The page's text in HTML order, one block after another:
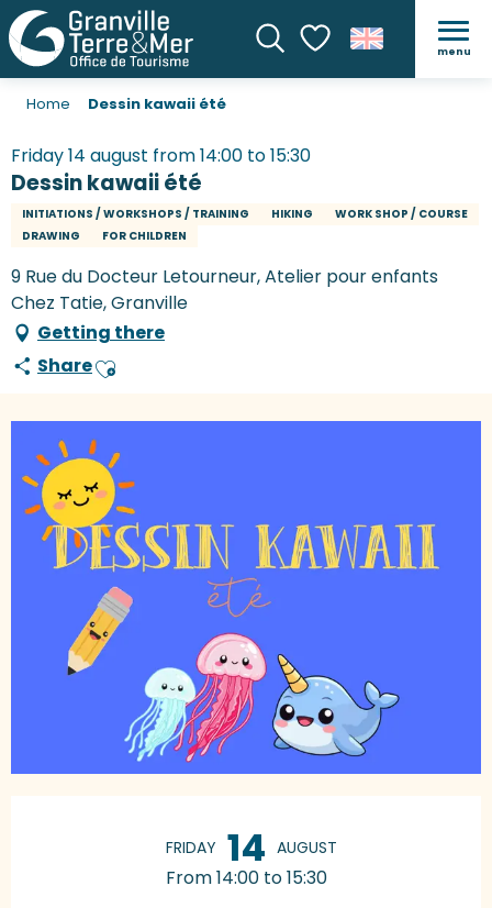
SearchVoir les favoris
menu
Home Dessin kawaii été
Friday 14 august from 14:00 to 15:30
Dessin kawaii été
INITIATIONS / WORKSHOPS / TRAINING HIKING
WORK SHOP / COURSE
DRAWING
FOR CHILDREN
9 Rue du Docteur Letourneur, Atelier pour enfants
Chez Tatie, Granville
Getting there
ShareAjouter aux favoris
FRIDAY 14 AUGUST
From 14:00 to 15:30